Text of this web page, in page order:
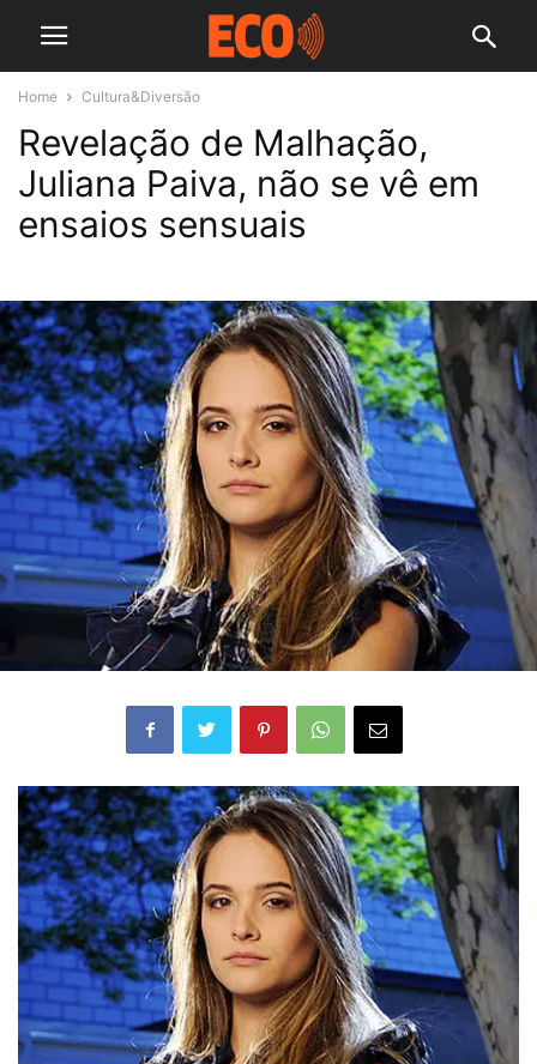
Home Cultura&Diversão
Revelação de Malhação,
Juliana Paiva, não se vê em
ensaios sensuais